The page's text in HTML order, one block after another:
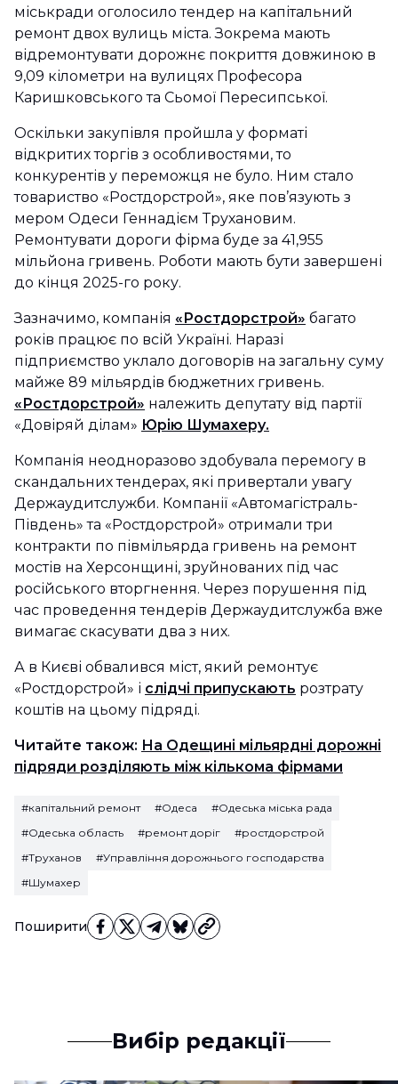
Поширити
міськради оголосило тендер на капітальний
ремонт двох вулиць міста. Зокрема мають
відремонтувати дорожнє покриття довжиною в
9,09 кілометри на вулицях Професора
Каришковського та Сьомої Пересипської.
Оскільки закупівля пройшла у форматі
відкритих торгів з особливостями, то
конкурентів у переможця не було. Ним стало
товариство «Ростдорстрой», яке пов’язують з
мером Одеси Геннадієм Трухановим.
Ремонтувати дороги фірма буде за 41,955
мільйона гривень. Роботи мають бути завершені
до кінця 2025-го року.
Зазначимо, компанія «Ростдорстрой» багато
років працює по всій Україні. Наразі
підприємство уклало договорів на загальну суму
майже 89 мільярдів бюджетних гривень.
«Ростдорстрой» належить депутату від партії
«Довіряй ділам» Юрію Шумахеру.
Компанія неодноразово здобувала перемогу в
скандальних тендерах, які привертали увагу
Держаудитслужби. Компанії «Автомагістраль-
Південь» та «Ростдорстрой» отримали три
контракти по півмільярда гривень на ремонт
мостів на Херсонщині, зруйнованих під час
російського вторгнення. Через порушення під
час проведення тендерів Держаудитслужба вже
вимагає скасувати два з них.
А в Києві обвалився міст, який ремонтує
«Ростдорстрой» і слідчі припускають розтрату
коштів на цьому підряді.
Читайте також: На Одещині мільярдні дорожні
підряди розділяють між кількома фірмами
#капітальний ремонт #Одеса
#Одеська міська рада
#Одеська область
#ремонт доріг
#ростдорстрой
#Труханов
#Управління дорожнього господарства
#Шумахер
Вибір редакції